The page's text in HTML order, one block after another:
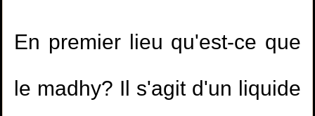
En premier lieu qu'est-ce que
le madhy? Il s'agit d'un liquide